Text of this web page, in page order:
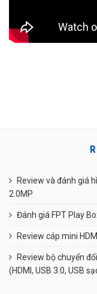
Review và đánh giá
2.0MP
Đánh giá FPT Play
Review cáp mini
Review bộ chuyển
(HDMI, USB 3.0, USB